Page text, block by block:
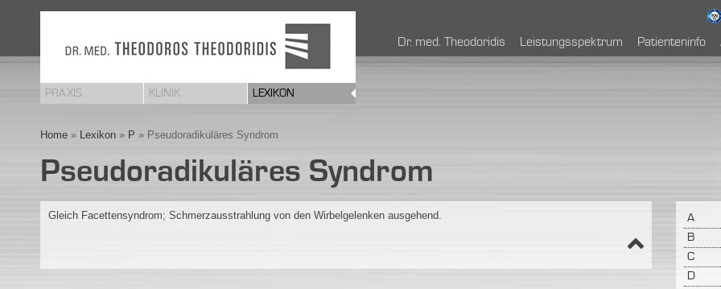
PRAXIS KLINIK LEXIKON
Dr. med. Theodoridis Leistungsspektrum Patienteninfo
Home » Lexikon » P » Pseudoradikuläres Syndrom
Pseudoradikuläres Syndrom
Gleich Facettensyndrom; Schmerzausstrahlung von den Wirbelgelenken ausgehend.
A
B
C
D